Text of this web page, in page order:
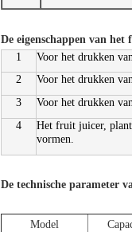
De eigenschappen van
1
Voor het drukken
2
Voor het drukken
3
Voor het drukken
4
Het fruit juicer,
vormen.
De technische parameter
Model